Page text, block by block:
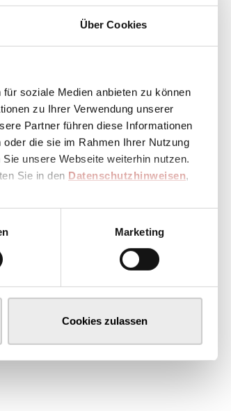
Über Cookies
soziale Medien anbieten zu können
zu Ihrer Verwendung unserer
Partner führen diese Informationen
die sie im Rahmen Ihrer Nutzung
unsere Webseite weiterhin nutzen.
Sie in den Datenschutzhinweisen,
Marketing
Cookies zulassen